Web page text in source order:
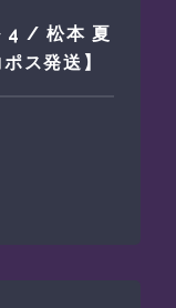
4 / 松本 夏
ス発送】